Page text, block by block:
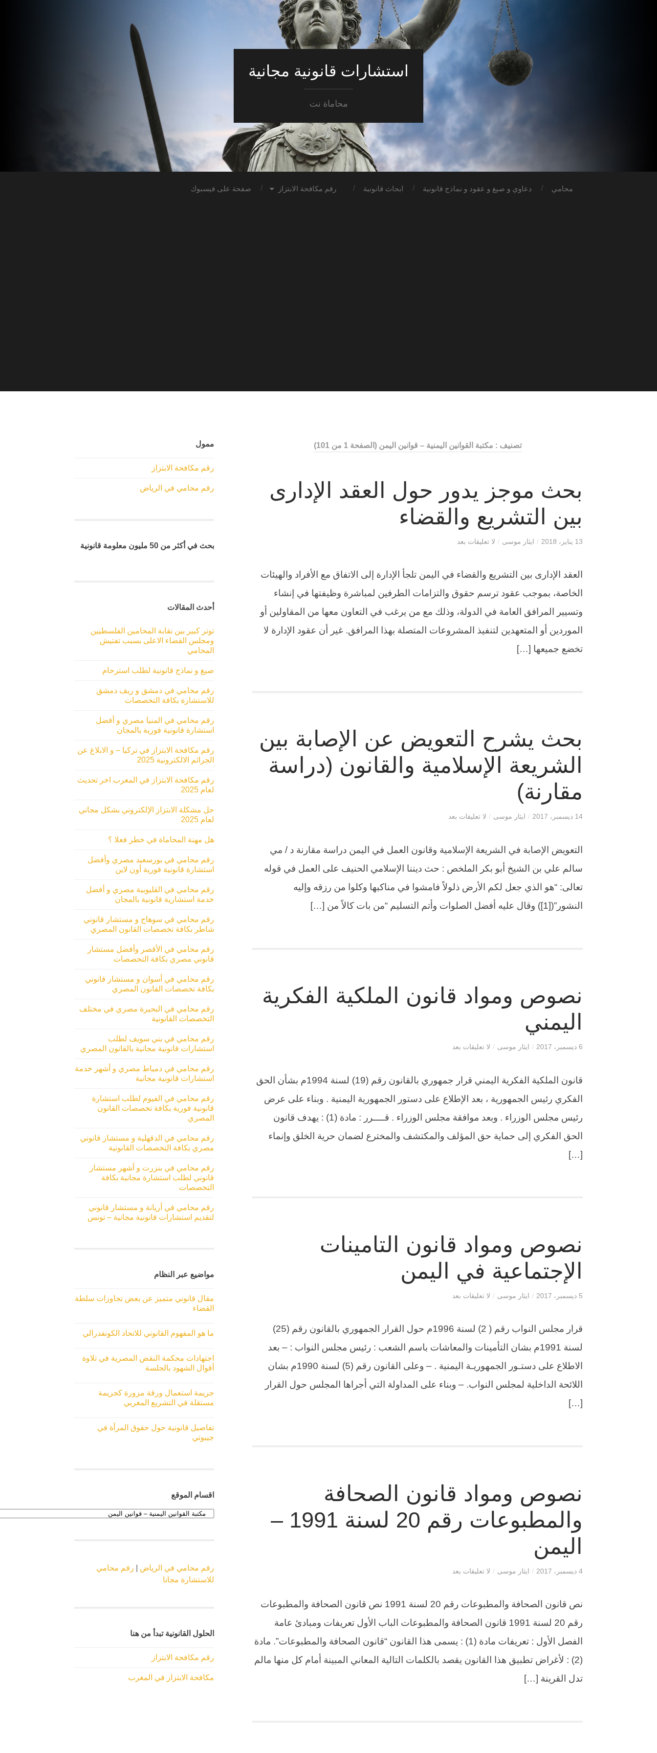
استشارات قانونية مجانية
محاماة نت
محامي دعاوي و صيغ و عقود و نماذج قانونية ابحاث قانونية رقم مكافحة الابتزاز صفحة على فيسبوك
تصنيف : مكتبة القوانين اليمنية – قوانين اليمن(الصفحة 1 من 101)
بحث موجز يدور حول العقد الإدارى
بين التشريع والقضاء
13 يناير، 2018 / ايثار موسى / لا تعليقات بعد
العقد الإدارى بين التشريع والقضاء في اليمن تلجأ الإدارة إلى الاتفاق مع الأفراد والهيئات
الخاصة، بموجب عقود ترسم حقوق والتزامات الطرفين لمباشرة وظيفتها في إنشاء
وتسيير المرافق العامة في الدولة، وذلك مع من يرغب في التعاون معها من المقاولين أو
الموردين أو المتعهدين لتنفيذ المشروعات المتصلة بهذا المرافق. غير أن عقود الإدارة لا
تخضع جميعها […]
بحث يشرح التعويض عن الإصابة بين
الشريعة الإسلامية والقانون (دراسة
مقارنة)
14 ديسمبر، 2017 / ايثار موسى / لا تعليقات بعد
التعويض الإصابة في الشريعة الإسلامية وقانون العمل في اليمن دراسة مقارنة د / مي
سالم علي بن الشيخ أبو بكر الملخص : حث ديننا الإسلامي الحنيف على العمل في قوله
تعالى: “هو الذي جعل لكم الأرض ذلولاً فامشوا في مناكبها وكلوا من رزقه وإليه
النشور”([1]) وقال عليه أفضل الصلوات وأتم التسليم “من بات كالاً من […]
نصوص ومواد قانون الملكية الفكرية
اليمني
6 ديسمبر، 2017 / ايثار موسى / لا تعليقات بعد
قانون الملكية الفكرية اليمني قرار جمهوري بالقانون رقم (19) لسنة 1994م بشأن الحق
الفكري رئيس الجمهورية ، بعد الإطلاع على دستور الجمهورية اليمنية . وبناء على عرض
رئيس مجلس الوزراء . وبعد موافقة مجلس الوزراء . قــــرر : مادة (1) : يهدف قانون
الحق الفكري إلى حماية حق المؤلف والمكتشف والمخترع لضمان حرية الخلق وإنماء
[…]
نصوص ومواد قانون التامينات
الإجتماعية في اليمن
5 ديسمبر، 2017 / ايثار موسى / لا تعليقات بعد
قرار مجلس النواب رقم ( 2) لسنة 1996م حول القرار الجمهوري بالقانون رقم (25)
لسنة 1991م بشان التأمينات والمعاشات باسم الشعب : رئيس مجلس النواب : – بعد
الاطلاع على دستـور الجمهوريـة اليمنية . – وعلى القانون رقم (5) لسنة 1990م بشان
اللائحة الداخلية لمجلس النواب. – وبناء على المداولة التي أجراها المجلس حول القرار
[…]
نصوص ومواد قانون الصحافة
والمطبوعات رقم 20 لسنة 1991 –
اليمن
4 ديسمبر، 2017 / ايثار موسى / لا تعليقات بعد
نص قانون الصحافة والمطبوعات رقم 20 لسنة 1991 نص قانون الصحافة والمطبوعات
رقم 20 لسنة 1991 قانون الصحافة والمطبوعات الباب الأول تعريفات ومبادئ عامة
الفصل الأول : تعريفات مادة (1) : يسمى هذا القانون “قانون الصحافة والمطبوعات”. مادة
(2) : لأغراض تطبيق هذا القانون يقصد بالكلمات التالية المعاني المبينة أمام كل منها مالم
تدل القرينة […]
ممول
رقم مكافحة الابتزاز
رقم محامي في الرياض
بحث في أكثر من 50 مليون معلومة قانونية
أحدث المقالات
توتر كبير بين نقابة المحامين الفلسطيين
ومجلس القضاء الاعلى بسبب تفتيش
المحامي
صيغ و نماذج قانونية لطلب استرحام
رقم محامي في دمشق و ريف دمشق
للاستشارة بكافة التخصصات
رقم محامي في المنيا مصري و أفضل
استشارة قانونية فورية بالمجان
رقم مكافحة الابتزاز في تركيا – و الابلاغ عن
الجرائم الالكترونية 2025
رقم مكافحة الابتزاز في المغرب اخر تحديث
لعام 2025
حل مشكلة الابتزاز الإلكتروني بشكل مجاني
لعام 2025
هل مهنة المحاماة في خطر فعلا ؟
رقم محامي في بورسعيد مصري وأفضل
استشارة قانونية فورية أون لاين
رقم محامي في القليوبية مصري و أفضل
خدمة استشارية قانونية بالمجان
رقم محامي في سوهاج و مستشار قانوني
شاطر بكافة تخصصات القانون المصري
رقم محامي في الأقصر وأفضل مستشار
قانوني مصري بكافة التخصصات
رقم محامي في أسوان و مستشار قانوني
بكافة تخصصات القانون المصري
رقم محامي في البحيرة مصري في مختلف
التخصصات القانونية
رقم محامي في بني سويف لطلب
استشارات قانونية مجانية بالقانون المصري
رقم محامي في دمياط مصري و أشهر خدمة
استشارات قانونية مجانية
رقم محامي في الفيوم لطلب استشارة
قانونية فورية بكافة تخصصات القانون
المصري
رقم محامي في الدقهلية و مستشار قانوني
مصري بكافة التخصصات القانونية
رقم محامي في بنزرت و أشهر مستشار
قانوني لطلب استشارة مجانية بكافة
التخصصات
رقم محامي في أريانة و مستشار قانوني
لتقديم استشارات قانونية مجانية – تونس
مواضيع عبر النظام
مقال قانوني متميز عن بعض تجاوزات سلطة
القضاء
ما هو المفهوم القانوني للاتحاد الكونفدرالي
اجتهادات محكمة النقض المصرية في تلاوة
أقوال الشهود بالجلسة
جريمة استعمال ورقة مزورة كجريمة
مستقلة في التشريع المغربي
تفاصيل قانونية حول حقوق المرأة في
جيبوتي
اقسام الموقع
اقسام
الموقع
رقم محامي في الرياض
رقم محامي
للاستشارة مجانا
الحلول القانونية تبدأ من هنا
رقم مكافحة الابتزاز
مكافحة الابتزاز في المغرب